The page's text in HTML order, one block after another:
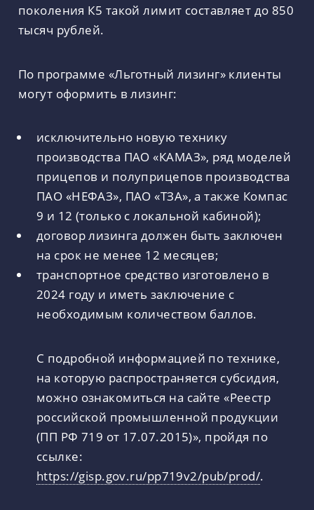
поколения К5 такой лимит составляет до 850
тысяч рублей.
По программе «Льготный лизинг» клиенты
могут оформить в лизинг:
исключительно новую технику
производства ПАО «КАМАЗ», ряд моделей
прицепов и полуприцепов производства
ПАО «НЕФАЗ», ПАО «ТЗА», а также Компас
9 и 12 (только с локальной кабиной);
договор лизинга должен быть заключен
на срок не менее 12 месяцев;
транспортное средство изготовлено в
2024 году и иметь заключение с
необходимым количеством баллов.
С подробной информацией по технике,
на которую распространяется субсидия,
можно ознакомиться на сайте «Реестр
российской промышленной продукции
(ПП РФ 719 от 17.07.2015)», пройдя по
ссылке:
https://gisp.gov.ru/pp719v2/pub/prod/.